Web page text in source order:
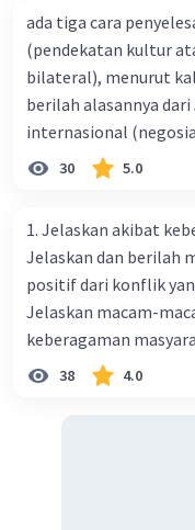
Hal ini dapat
politik suatu
Beri Rating·
Putu N Level
Jawaban
ada tiga cara
(pendekatan kultur
bilateral), menurut
berilah alasannya dari 5 penyelesaian konflik secara
internasional
konsiliasi,
naungan organisasi
30 5.0
1. Jelaskan akibat
Jelaskan dan berilah
positif dari konflik
Jelaskan macam-
keberagaman
Mengapa dalam
38 4.0